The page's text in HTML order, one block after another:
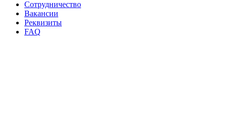
Сотрудничество
Вакансии
Реквизиты
FAQ